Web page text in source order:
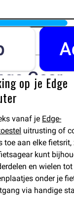
op je Edge
vanaf je Edge-
uitrusting of
toe aan elke fietsrit,
kunt
en wielen tot
onder je
via handige